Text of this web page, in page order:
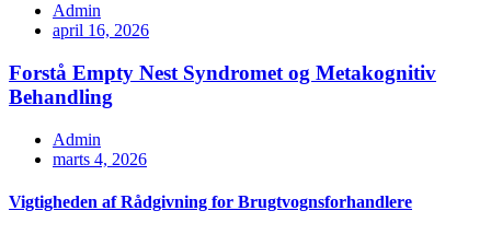
Admin
april 16, 2026
Forstå Empty Nest Syndromet og Metakognitiv
Behandling
Admin
marts 4, 2026
Vigtigheden af Rådgivning for Brugtvognsforhandlere